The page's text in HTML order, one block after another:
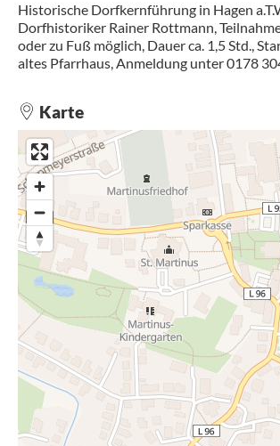
Historische Dorfkernführung in Hagen
Dorfhistoriker Rainer Rottmann,
oder zu Fuß möglich, Dauer ca. 1,5 Std.,
altes Pfarrhaus, Anmeldung unter 0178
Karte